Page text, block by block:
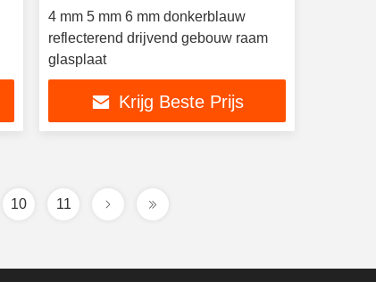
4 mm 5 mm 6 mm donkerblauw
reflecterend drijvend gebouw raam
glasplaat
Krijg Beste Prijs
10 11